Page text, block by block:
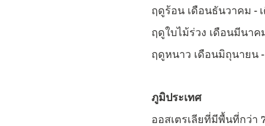
ฤดูร้อน เดือนธันวาคม -
ฤดูใบไม้ร่วง เดือนมีนา
ฤดูหนาว เดือนมิถุนายน
ภูมิประเทศ
ออสเตรเลียที่มีพื้นที่กว่า